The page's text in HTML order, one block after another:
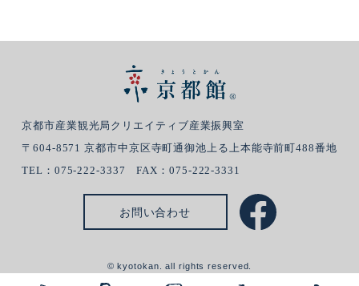
京都市産業観光局クリエイティブ産業振興室
〒604-8571 京都市中京区寺町通御池上る上本能寺前町488番地
TEL：075-222-3337 FAX：075-222-3331
お問い合わせ
© kyotokan. all rights reserved.